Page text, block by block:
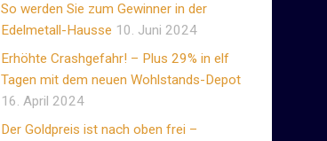
So werden Sie zum Gewinner in der
Edelmetall-Hausse 10. Juni 2024
Erhöhte Crashgefahr! – Plus 29% in elf
Tagen mit dem neuen Wohlstands-Depot
16. April 2024
Der Goldpreis ist nach oben frei –